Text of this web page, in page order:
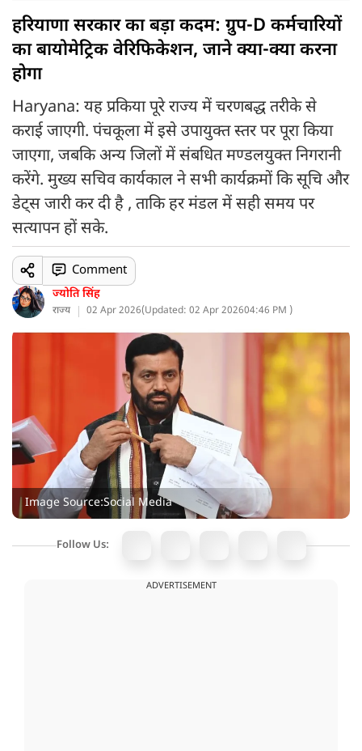
हरियाणा सरकार का बड़ा कदम: ग्रुप-D कर्मचारियों
का बायोमेट्रिक वेरिफिकेशन, जाने क्या-क्या करना
होगा
Haryana: यह प्रकिया पूरे राज्य में चरणबद्ध तरीके से
कराई जाएगी. पंचकूला में इसे उपायुक्त स्तर पर पूरा किया
जाएगा, जबकि अन्य जिलों में संबधित मण्डलयुक्त निगरानी
करेंगे. मुख्य सचिव कार्यकाल ने सभी कार्यक्रमों कि सूचि और
डेट्स जारी कर दी है , ताकि हर मंडल में सही समय पर
सत्यापन हों सके.
ज्योति सिंह
राज्य 02 Apr 2026(Updated: 02 Apr 202604:46 PM )
Comment
Image Source:Social Media
Follow Us:
ADVERTISEMENT